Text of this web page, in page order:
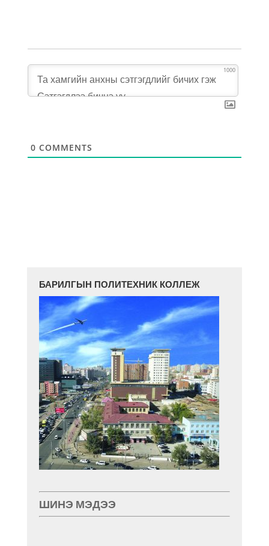
1000
0 COMMENTS
БАРИЛГЫН ПОЛИТЕХНИК КОЛЛЕЖ
ШИНЭ МЭДЭЭ